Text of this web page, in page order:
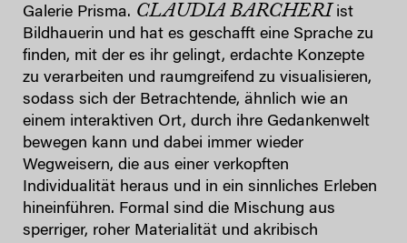
Galerie Prisma. CLAUDIA BARCHERI ist
Bildhauerin und hat es geschafft eine Sprache zu
finden, mit der es ihr gelingt, erdachte Konzepte
zu verarbeiten und raumgreifend zu visualisieren,
sodass sich der Betrachtende, ähnlich wie an
einem interaktiven Ort, durch ihre Gedankenwelt
bewegen kann und dabei immer wieder
Wegweisern, die aus einer verkopften
Individualität heraus und in ein sinnliches Erleben
hineinführen. Formal sind die Mischung aus
sperriger, roher Materialität und akribisch